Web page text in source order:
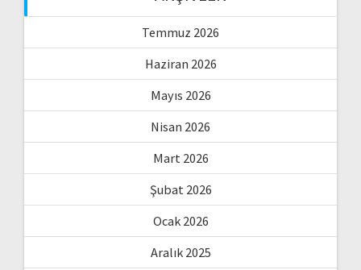
Temmuz 2026
Haziran 2026
Mayıs 2026
Nisan 2026
Mart 2026
Şubat 2026
Ocak 2026
Aralık 2025